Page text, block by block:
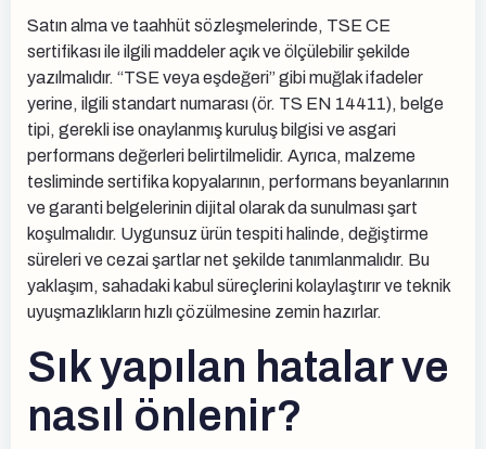
Satın alma ve taahhüt sözleşmelerinde, TSE CE
sertifikası ile ilgili maddeler açık ve ölçülebilir şekilde
yazılmalıdır. “TSE veya eşdeğeri” gibi muğlak ifadeler
yerine, ilgili standart numarası (ör. TS EN 14411), belge
tipi, gerekli ise onaylanmış kuruluş bilgisi ve asgari
performans değerleri belirtilmelidir. Ayrıca, malzeme
tesliminde sertifika kopyalarının, performans beyanlarının
ve garanti belgelerinin dijital olarak da sunulması şart
koşulmalıdır. Uygunsuz ürün tespiti halinde, değiştirme
süreleri ve cezai şartlar net şekilde tanımlanmalıdır. Bu
yaklaşım, sahadaki kabul süreçlerini kolaylaştırır ve teknik
uyuşmazlıkların hızlı çözülmesine zemin hazırlar.
Sık yapılan hatalar ve
nasıl önlenir?